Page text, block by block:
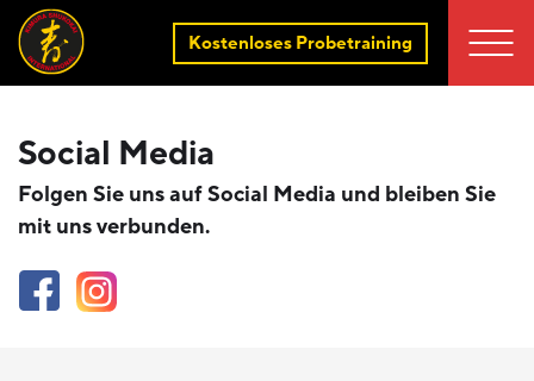
Kostenloses Probetraining
Social Media
Folgen Sie uns auf Social Media und bleiben Sie
mit uns verbunden.